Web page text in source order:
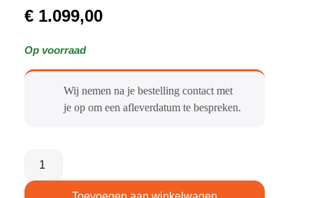
€ 1.099,00
Op voorraad
Wij nemen na je bestelling contact met
je op om een afleverdatum te bespreken.